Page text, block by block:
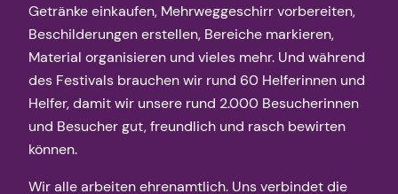
Getränke einkaufen, Mehrweggeschirr vorbereiten,
Beschilderungen erstellen, Bereiche markieren,
Material organisieren und vieles mehr. Und während
des Festivals brauchen wir rund 60 Helferinnen und
Helfer, damit wir unsere rund 2.000 Besucherinnen
und Besucher gut, freundlich und rasch bewirten
können.
Wir alle arbeiten ehrenamtlich. Uns verbindet die